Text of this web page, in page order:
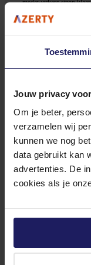
Jouw privacy
Om je beter,
verzamelen wij
kunnen we nog
data gebruikt kan
advertenties. De
cookies als je
medewerkers staan
door indien nodig.
tot 17.00 uur en op